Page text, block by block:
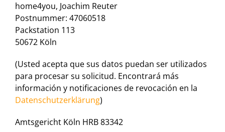
home4you, Joachim Reuter
Postnummer: 47060518
Packstation 113
50672 Köln
(Usted acepta que sus datos puedan ser utilizados
para procesar su solicitud. Encontrará más
información y notificaciones de revocación en la
Datenschutzerklärung)
Amtsgericht Köln HRB 83342